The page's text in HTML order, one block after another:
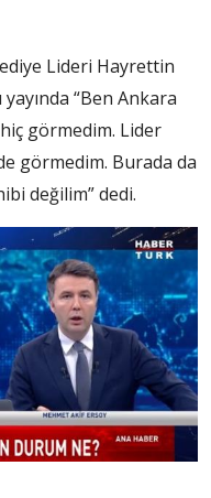
Lideri Hayrettin
“Ben Ankara
görmedim. Lider
görmedim. Burada da
değilim” dedi.